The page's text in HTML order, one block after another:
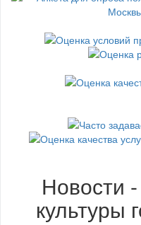
Новости
культуры